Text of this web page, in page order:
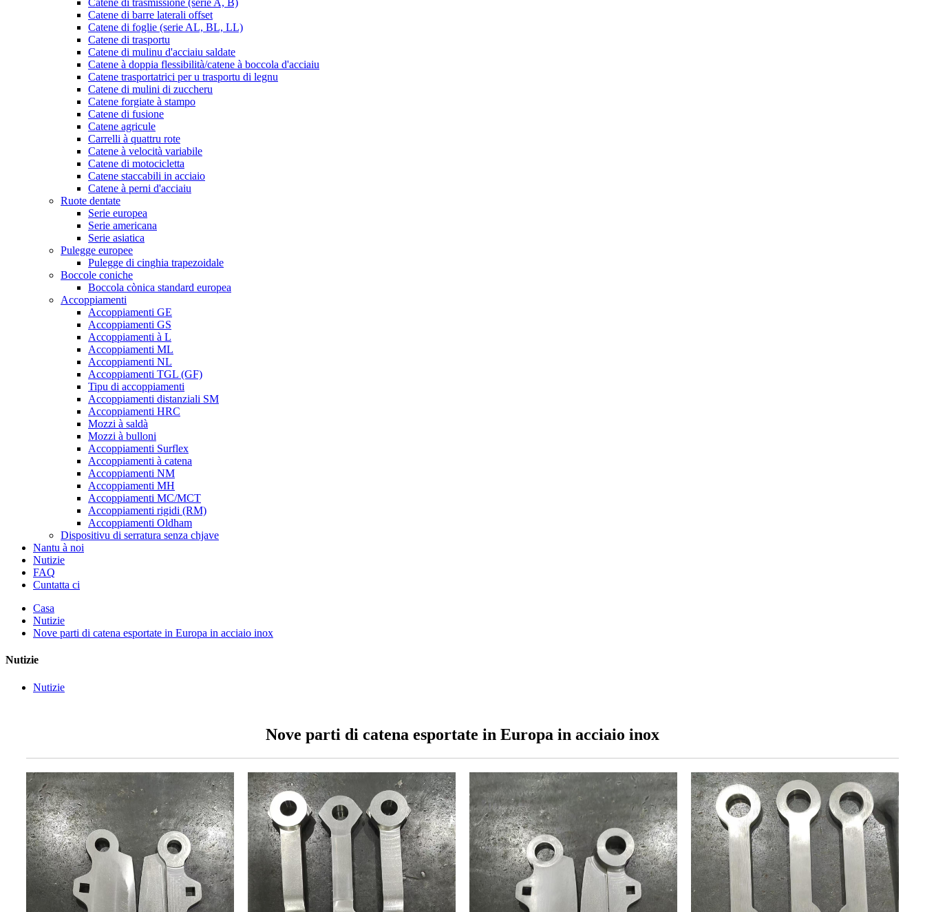
Catene di trasmissione (serie A, B)
Catene di barre laterali offset
Catene di foglie (serie AL, BL, LL)
Catene di trasportu
Catene di mulinu d'acciaiu saldate
Catene à doppia flessibilità/catene à boccola d'acciaiu
Catene trasportatrici per u trasportu di legnu
Catene di mulini di zuccheru
Catene forgiate à stampo
Catene di fusione
Catene agricule
Carrelli à quattru rote
Catene à velocità variabile
Catene di motocicletta
Catene staccabili in acciaio
Catene à perni d'acciaiu
Ruote dentate
Serie europea
Serie americana
Serie asiatica
Pulegge europee
Pulegge di cinghia trapezoidale
Boccole coniche
Boccola cònica standard europea
Accoppiamenti
Accoppiamenti GE
Accoppiamenti GS
Accoppiamenti à L
Accoppiamenti ML
Accoppiamenti NL
Accoppiamenti TGL (GF)
Tipu di accoppiamenti
Accoppiamenti distanziali SM
Accoppiamenti HRC
Mozzi à saldà
Mozzi à bulloni
Accoppiamenti Surflex
Accoppiamenti à catena
Accoppiamenti NM
Accoppiamenti MH
Accoppiamenti MC/MCT
Accoppiamenti rigidi (RM)
Accoppiamenti Oldham
Dispositivu di serratura senza chjave
Nantu à noi
Nutizie
FAQ
Cuntatta ci
Casa
Nutizie
Nove parti di catena esportate in Europa in acciaio inox
Nutizie
Nutizie
Nove parti di catena esportate in Europa in acciaio inox